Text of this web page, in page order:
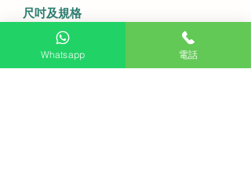
尺吋及規格
QA55S85F (香港型號為
QA55S85FAEXZK)。
螢幕尺寸55 吋。
Whatsapp 電話